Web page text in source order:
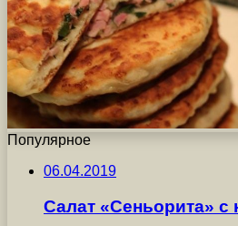
Популярное
06.04.2019
Салат «Сеньорита» с